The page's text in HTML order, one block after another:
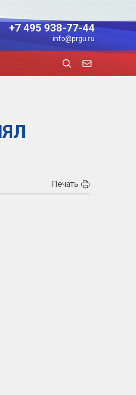
+7 495 938-77-44
info@prgu.ru
Печать